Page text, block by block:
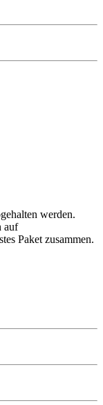
werden.
auf
Paket zusammen.